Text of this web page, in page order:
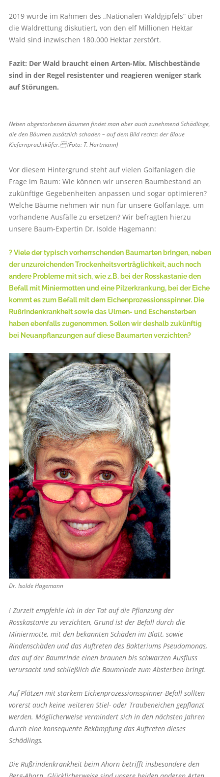
2019 wurde im Rahmen des „Nationalen Waldgipfels“ über
die Waldrettung diskutiert, von den elf Millionen Hektar
Wald sind inzwischen 180.000 Hektar zerstört.
Fazit: Der Wald braucht einen Arten-Mix. Mischbestände
sind in der Regel resistenter und reagieren weniger stark
auf Störungen.
Neben abgestorbenen Bäumen findet man aber auch zunehmend Schädlinge,
die den Bäumen zusätzlich schaden – auf dem Bild rechts: der Blaue
Kiefernprachtkäfer. (Foto: T. Hartmann)
Vor diesem Hintergrund steht auf vielen Golfanlagen die
Frage im Raum: Wie können wir unseren Baumbestand an
zukünftige Gegebenheiten anpassen und sogar optimieren?
Welche Bäume nehmen wir nun für unsere Golfanlage, um
vorhandene Ausfälle zu ersetzen? Wir befragten hierzu
unsere Baum-Expertin Dr. Isolde Hagemann:
? Viele der typisch vorherrschenden Baumarten bringen, neben
der unzureichenden Trockenheitsverträglichkeit, auch noch
andere Probleme mit sich, wie z.B. bei der Rosskastanie den
Befall mit Miniermotten und eine Pilzerkrankung, bei der Eiche
kommt es zum Befall mit dem Eichenprozessionsspinner. Die
Rußrindenkrankheit sowie das Ulmen- und Eschensterben
haben ebenfalls zugenommen. Sollen wir deshalb zukünftig
bei Neuanpflanzungen auf diese Baumarten verzichten?
Dr. Isolde Hagemann
! Zurzeit empfehle ich in der Tat auf die Pflanzung der
Rosskastanie zu verzichten, Grund ist der Befall durch die
Miniermotte, mit den bekannten Schäden im Blatt, sowie
Rindenschäden und das Auftreten des Bakteriums Pseudomonas,
das auf der Baumrinde einen braunen bis schwarzen Ausfluss
verursacht und schließlich die Baumrinde zum Absterben bringt.
Auf Plätzen mit starkem Eichenprozessionsspinner-Befall sollten
vorerst auch keine weiteren Stiel- oder Traubeneichen gepflanzt
werden. Möglicherweise vermindert sich in den nächsten Jahren
durch eine konsequente Bekämpfung das Auftreten dieses
Schädlings.
Die Rußrindenkrankheit beim Ahorn betrifft insbesondere den